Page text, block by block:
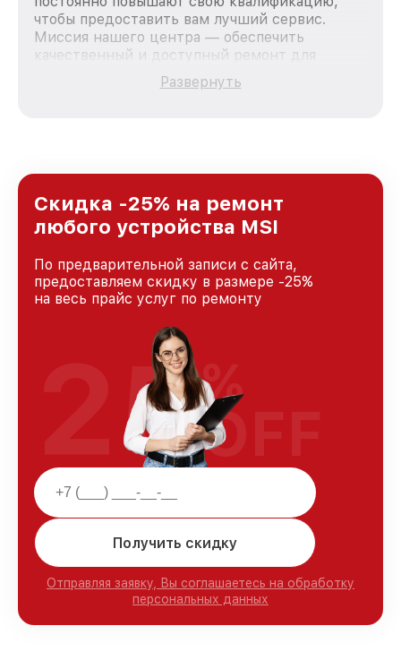
чтобы предоставить вам лучший сервис.
Миссия нашего центра — обеспечить
качественный и доступный ремонт для
каждого пользователя продукции MSI, вне
зависимости от сложности поломки. Мы
и лояльности наших клиентов.
Развернуть
Скидка -25% на ремонт
любого устройства MSI
По предварительной записи с сайта,
предоставляем скидку в размере -25%
на весь прайс услуг по ремонту
Получить скидку
Отправляя заявку, Вы соглашаетесь на обработку
персональных данных
25%
OFF